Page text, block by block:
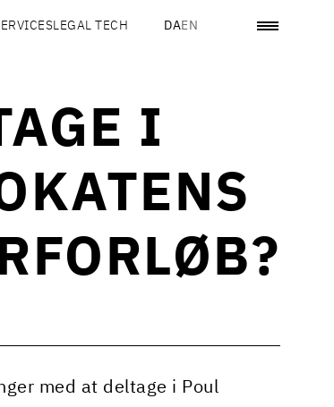
LEGAL TECH DAEN
I
med at deltage i Poul